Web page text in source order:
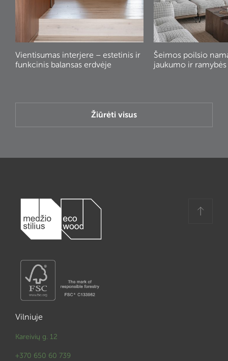
Vientisumas interjere – estetinis ir
funkcinis balansas erdvėje
Šeimos poilsio
jaukumo ir
Žiūrėti visus
Vilniuje
Kareivių g. 12
+370 650 60 739